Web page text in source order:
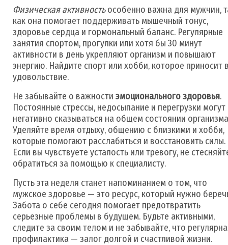
Физическая активностьособенно важна для мужчин,
как она помогает поддерживать мышечный тонус,
здоровье сердца и гормональный баланс. Регулярные
занятия спортом, прогулки или хотя бы 30 минут
активности в день укрепляют организм и повышают
энергию. Найдите спорт или хобби, которое приносит
удовольствие.
Не забывайте о важности эмоционального здоровья.
Постоянные стрессы, недосыпание и перегрузки могут
негативно сказываться на общем состоянии
Уделяйте время отдыху, общению с близкими и хобби,
которые помогают расслабиться и восстановить силы.
Если вы чувствуете усталость или тревогу, не
обратиться за помощью к специалисту.
Пусть эта неделя станет напоминанием о том, что
мужское здоровье — это ресурс, который нужно
Забота о себе сегодня помогает предотвратить
серьезные проблемы в будущем. Будьте активными,
следите за своим телом и не забывайте, что
профилактика — залог долгой и счастливой жизни.